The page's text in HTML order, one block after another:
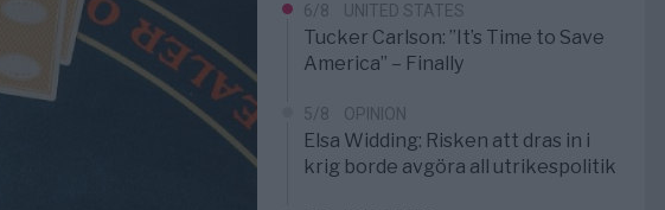
6/8 UNITED STATES
Tucker Carlson: ”It’s Time to Save
America” – Finally
5/8 OPINION
Elsa Widding: Risken att dras in i
krig borde avgöra all utrikespolitik